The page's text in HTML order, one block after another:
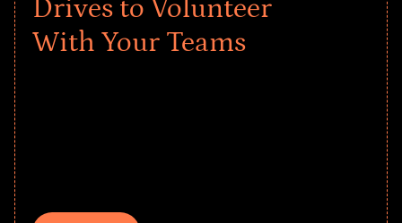
Drives to Volunteer
With Your Teams